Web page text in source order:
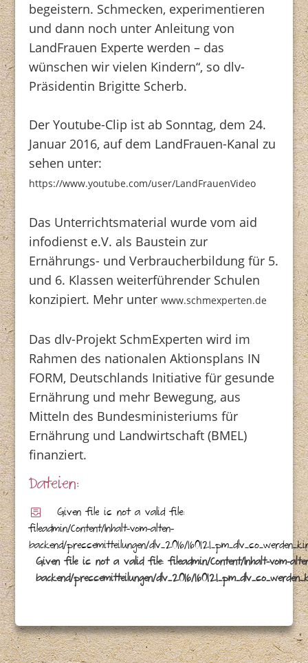
begeistern. Schmecken, experimentieren
und dann noch unter Anleitung von
LandFrauen Experte werden – das
wünschen wir vielen Kindern“, so dlv-
Präsidentin Brigitte Scherb.
Der Youtube-Clip ist ab Sonntag, dem 24.
Januar 2016, auf dem LandFrauen-Kanal zu
sehen unter:
https://www.youtube.com/user/LandFrauenVideo
Das Unterrichtsmaterial wurde vom aid
infodienst e.V. als Baustein zur
Ernährungs- und Verbraucherbildung für 5.
und 6. Klassen weiterführender Schulen
konzipiert. Mehr unterwww.schmexperten.de
Das dlv-Projekt SchmExperten wird im
Rahmen des nationalen Aktionsplans IN
FORM, Deutschlands Initiative für gesunde
Ernährung und mehr Bewegung, aus
Mitteln des Bundesministeriums für
Ernährung und Landwirtschaft (BMEL)
finanziert.
Dateien:
Given file is not a valid file:
fileadmin/Content/Inhalt-vom-alten-
backend/pressemitteilungen/dlv_2016/
Given file is not a valid file: fileadmin/Content/Inhalt-vom-
backend/pressemitteilungen/dlv_2016/